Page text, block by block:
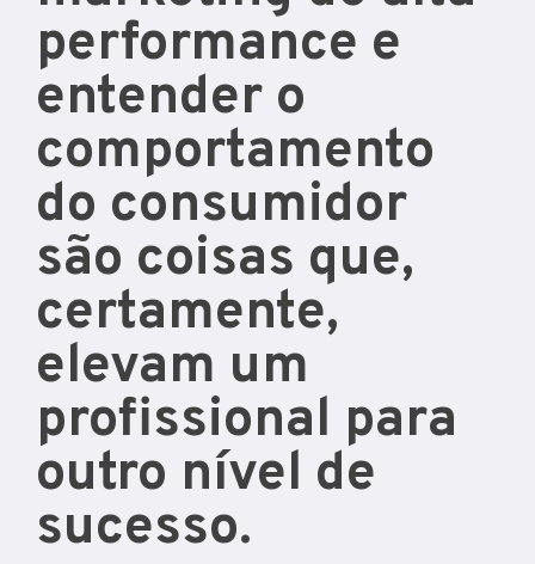
performance e
entender o
comportamento
do consumidor
são coisas que,
certamente,
elevam um
profissional para
outro nível de
sucesso.